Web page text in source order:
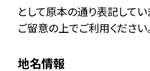
として原本の通り表記してい
ご留意の上でご利用ください
地名情報